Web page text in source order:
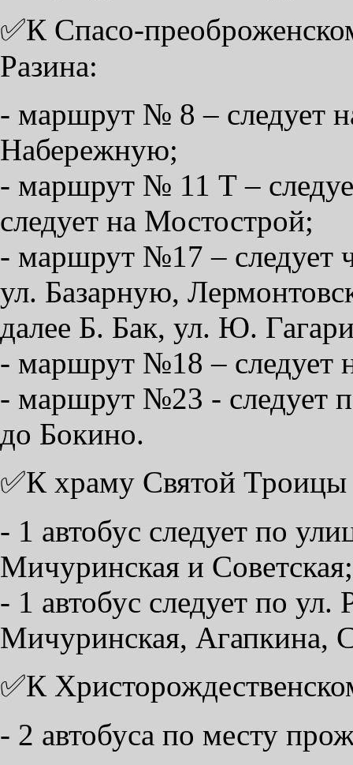
✅К Спасо-
Разина:
- маршрут № 8 – следует
Набережную;
- маршрут № 11 Т –
следует на Мостострой;
- маршрут №17 – следует
ул. Базарную,
далее Б. Бак, ул. Ю.
- маршрут №18 – следует
- маршрут №23 -
до Бокино.
✅К храму Святой
- 1 автобус следует по
Мичуринская и Советская;
- 1 автобус следует по
Мичуринская, Агапкина,
✅К
- 2 автобуса по месту